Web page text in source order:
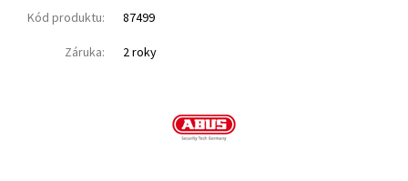
Kód produktu: 87499
Záruka: 2 roky